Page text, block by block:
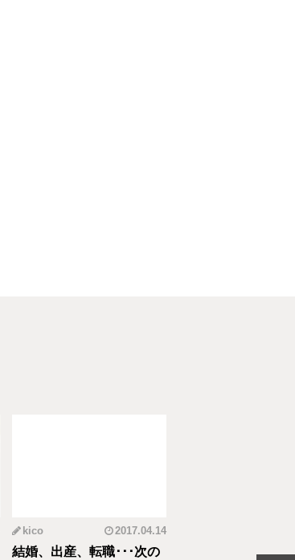
kico 2017.04.14
結婚、出産、転職･･･次の 元CAの育児論！離